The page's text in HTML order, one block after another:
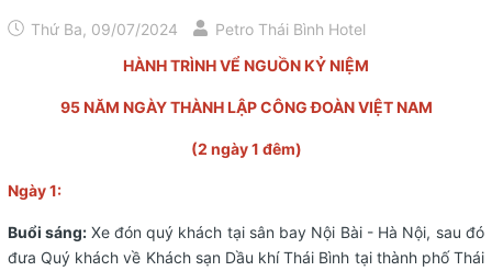
Thứ Ba, 09/07/2024
Petro Thái Bình Hotel
HÀNH TRÌNH VỂ NGUỒN KỶ NIỆM
95 NĂM NGÀY THÀNH LẬP CÔNG ĐOÀN VIỆT NAM
(2 ngày 1 đêm)
Ngày 1:
Buổi sáng: Xe đón quý khách tại sân bay Nội Bài - Hà Nội, sau đó
đưa Quý khách về Khách sạn Dầu khí Thái Bình tại thành phố Thái